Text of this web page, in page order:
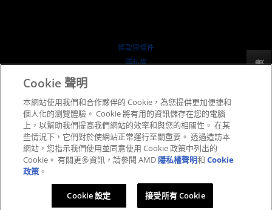
條款與條件
隱私權
公平公開競爭
英國稅務策略
Cookie 政策
Cookie 設定
反馈
Cookie 聲明
本網站使用我們和合作夥伴的 Cookie，為您提供更加便捷和
個人化的瀏覽體驗。 Cookie 將有用的資訊儲存在您的電腦
上，以幫助我們提高我們網站的效率和與您的相關性。 在某
些情況下，它們對於使網站正常運行至關重要。 透過造訪本
網站，您指示我們使用並同意使用 Cookie 政策中列出的
Cookie。 有關更多資訊，請參閱 AMD 隱私權聲明和Cookie
政策 。
Cookie 設定 接受所有 Cookie